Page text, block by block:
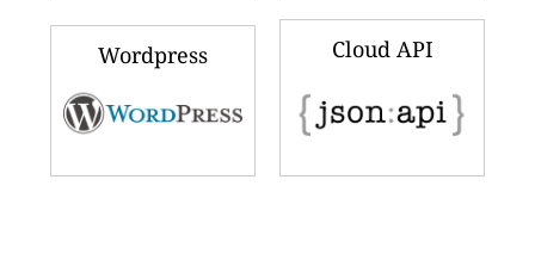
Wordpress Cloud API